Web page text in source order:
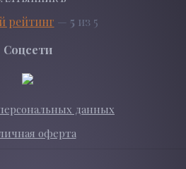
рейтинг — 5 из 5
Соцсети
данных
оферта